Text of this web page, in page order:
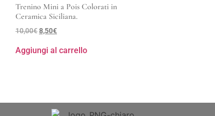
Trenino Mini a Pois Colorati in
Ceramica Siciliana.
10,00€8,50€
Aggiungi al carrello